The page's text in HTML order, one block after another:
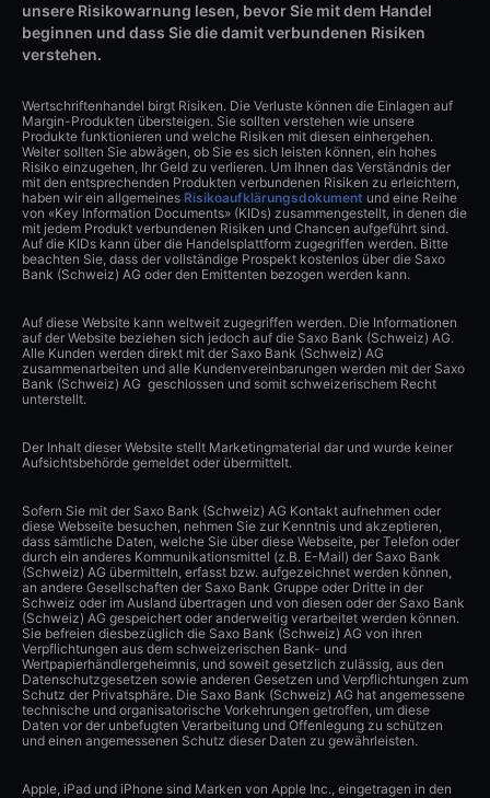
unsere Risikowarnung lesen, bevor Sie mit dem Handel
beginnen und dass Sie die damit verbundenen Risiken
verstehen.
Wertschriftenhandel birgt Risiken. Die Verluste können die Einlagen auf
Margin-Produkten übersteigen. Sie sollten verstehen wie unsere
Produkte funktionieren und welche Risiken mit diesen einhergehen.
Weiter sollten Sie abwägen, ob Sie es sich leisten können, ein hohes
Risiko einzugehen, Ihr Geld zu verlieren. Um Ihnen das Verständnis der
mit den entsprechenden Produkten verbundenen Risiken zu erleichtern,
haben wir ein allgemeines Risikoaufklärungsdokument und eine Reihe
von «Key Information Documents» (KIDs) zusammengestellt, in denen die
mit jedem Produkt verbundenen Risiken und Chancen aufgeführt sind.
Auf die KIDs kann über die Handelsplattform zugegriffen werden. Bitte
beachten Sie, dass der vollständige Prospekt kostenlos über die Saxo
Bank (Schweiz) AG oder den Emittenten bezogen werden kann.
Auf diese Website kann weltweit zugegriffen werden. Die Informationen
auf der Website beziehen sich jedoch auf die Saxo Bank (Schweiz) AG.
Alle Kunden werden direkt mit der Saxo Bank (Schweiz) AG
zusammenarbeiten und alle Kundenvereinbarungen werden mit der Saxo
Bank (Schweiz) AG geschlossen und somit schweizerischem Recht
unterstellt.
Der Inhalt dieser Website stellt Marketingmaterial dar und wurde keiner
Aufsichtsbehörde gemeldet oder übermittelt.
Sofern Sie mit der Saxo Bank (Schweiz) AG Kontakt aufnehmen oder
diese Webseite besuchen, nehmen Sie zur Kenntnis und akzeptieren,
dass sämtliche Daten, welche Sie über diese Webseite, per Telefon oder
durch ein anderes Kommunikationsmittel (z.B. E-Mail) der Saxo Bank
(Schweiz) AG übermitteln, erfasst bzw. aufgezeichnet werden können,
an andere Gesellschaften der Saxo Bank Gruppe oder Dritte in der
Schweiz oder im Ausland übertragen und von diesen oder der Saxo Bank
(Schweiz) AG gespeichert oder anderweitig verarbeitet werden können.
Sie befreien diesbezüglich die Saxo Bank (Schweiz) AG von ihren
Verpflichtungen aus dem schweizerischen Bank- und
Wertpapierhändlergeheimnis, und soweit gesetzlich zulässig, aus den
Datenschutzgesetzen sowie anderen Gesetzen und Verpflichtungen zum
Schutz der Privatsphäre. Die Saxo Bank (Schweiz) AG hat angemessene
technische und organisatorische Vorkehrungen getroffen, um diese
Daten vor der unbefugten Verarbeitung und Offenlegung zu schützen
und einen angemessenen Schutz dieser Daten zu gewährleisten.
Apple, iPad und iPhone sind Marken von Apple Inc., eingetragen in den